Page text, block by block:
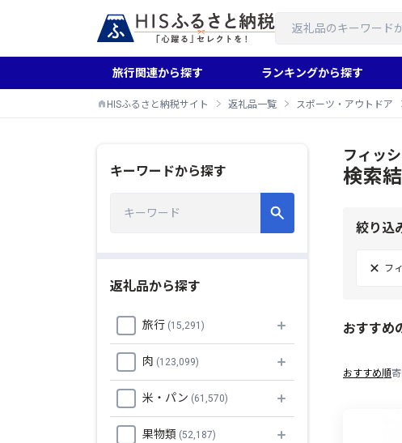
旅行関連から探す ランキングから探す
HISふるさと納税サイト 返礼品一覧 スポーツ・アウトドア
フィッ
検索
絞り込
フ
おすすめ
おすすめ順
キーワードから探す
返礼品から探す
旅行 (15,291)
肉 (123,099)
米・パン (61,570)
果物類 (52,187)